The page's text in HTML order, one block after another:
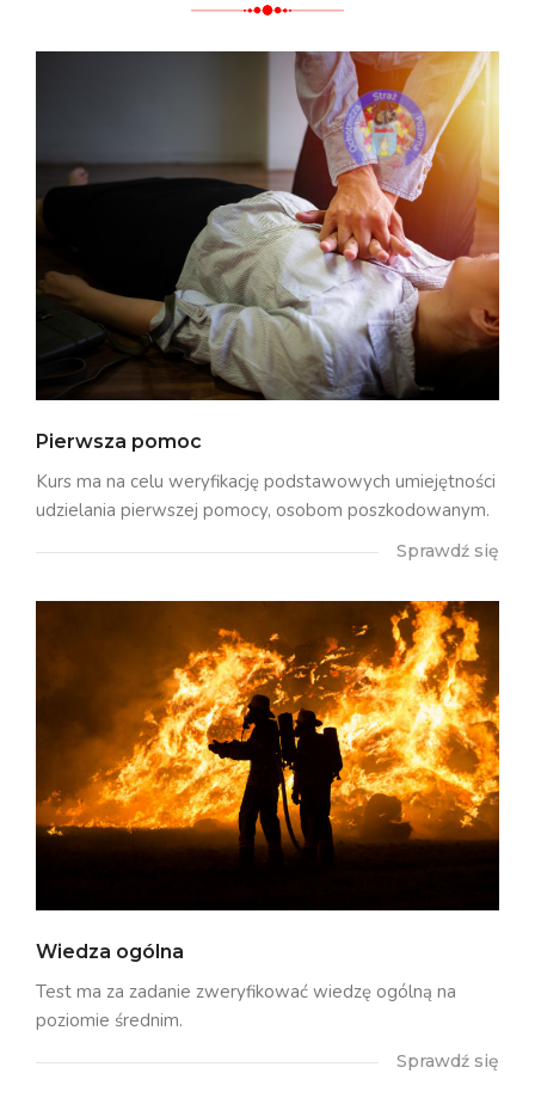
Pierwsza pomoc
Kurs ma na celu weryfikację podstawowych umiejętności
udzielania pierwszej pomocy, osobom poszkodowanym.
Sprawdź się
Wiedza ogólna
Test ma za zadanie zweryfikować wiedzę ogólną na
poziomie średnim.
Sprawdź się